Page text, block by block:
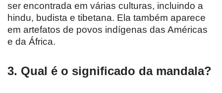
ser encontrada em várias culturas, incluindo a
hindu, budista e tibetana. Ela também aparece
em artefatos de povos indígenas das Américas
e da África.
3. Qual é o significado da mandala?